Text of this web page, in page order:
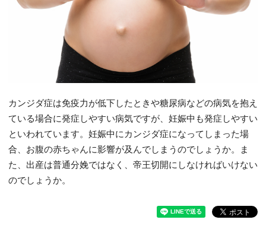
カンジダ症は免疫力が低下したときや糖尿病などの病気を抱え
ている場合に発症しやすい病気ですが、妊娠中も発症しやすい
といわれています。妊娠中にカンジダ症になってしまった場
合、お腹の赤ちゃんに影響が及んでしまうのでしょうか。ま
た、出産は普通分娩ではなく、帝王切開にしなければいけない
のでしょうか。